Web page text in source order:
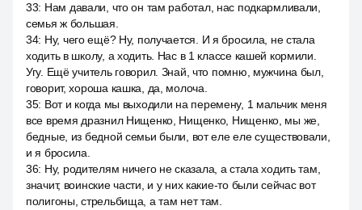
33: Нам давали, что он там работал, нас подкармливали,
семья ж большая.
34: Ну, чего ещё? Ну, получается. И я бросила, не стала
ходить в школу, а ходить. Нас в 1 классе кашей кормили.
Угу. Ещё учитель говорил. Знай, что помню, мужчина был,
говорит, хороша кашка, да, молоча.
35: Вот и когда мы выходили на перемену, 1 мальчик меня
все время дразнил Нищенко, Нищенко, Нищенко, мы же,
бедные, из бедной семьи были, вот еле еле существовали,
и я бросила.
36: Ну, родителям ничего не сказала, а стала ходить там,
значит, воинские части, и у них какие-то были сейчас вот
полигоны, стрельбища, а там нет там.